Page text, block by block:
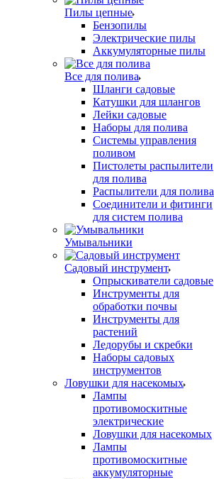
Пилы цепные
Бензопилы
Электрические пилы
Аккумуляторные пилы
Все для полива
Шланги садовые
Катушки для шлангов
Лейки садовые
Наборы для полива
Системы управления
поливом
Пистолеты распылители
для полива
Распылители для полива
Соединители и фитинги
для систем полива
Умывальники
Садовый инструмент
Опрыскиватели садовые
Инструменты для
обработки почвы
Инструменты для
растений
Ледорубы и скребки
Наборы садовых
инструментов
Ловушки для насекомых
Лампы
противомоскитные
электрические
Ловушки для насекомых
Лампы
противомоскитные
аккумуляторные